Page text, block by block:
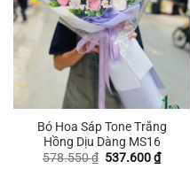
Bó Hoa Sáp Tone Trắng
Hồng Dịu Dàng MS16
578.550₫ Giá
537.600₫Giá
hiện